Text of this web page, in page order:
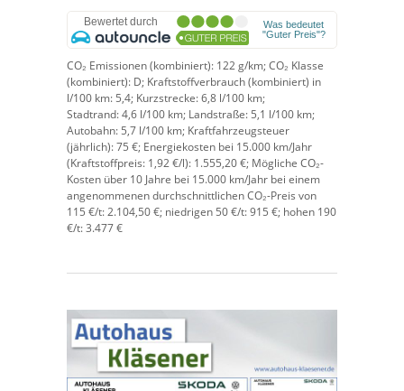
CO₂ Emissionen (kombiniert): 122 g/km;CO₂ Klasse
(kombiniert): D; Kraftstoffverbrauch (kombiniert) in
l/100 km: 5,4; Kurzstrecke:6,8 l/100 km;
Stadtrand:4,6 l/100 km; Landstraße: 5,1 l/100 km;
Autobahn: 5,7 l/100 km; Kraftfahrzeugsteuer
(jährlich):75 €; Energiekosten bei 15.000 km/Jahr
(Kraftstoffpreis: 1,92€/l): 1.555,20 €; Mögliche CO₂-
Kosten über 10 Jahre bei 15.000 km/Jahr bei einem
angenommenen durchschnittlichen CO₂-Preis von
115 €/t:2.104,50 €; niedrigen 50 €/t: 915 €; hohen 190
€/t: 3.477 €